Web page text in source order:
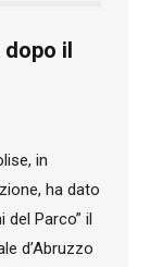
dopo il
in
ha dato
del Parco” il
d’Abruzzo